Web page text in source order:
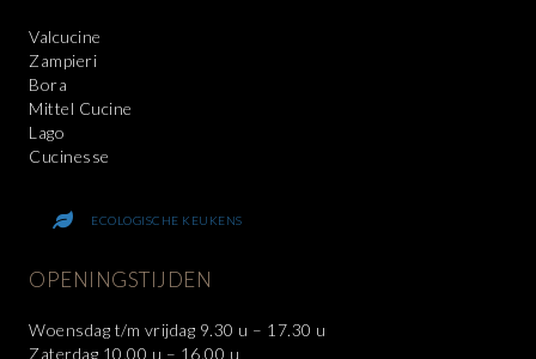
Valcucine
Zampieri
Bora
Mittel Cucine
Lago
Cucinesse
ECOLOGISCHE KEUKENS
OPENINGSTIJDEN
Woensdag t/m vrijdag 9.30 u – 17.30 u
Zaterdag 10.00 u – 16.00 u